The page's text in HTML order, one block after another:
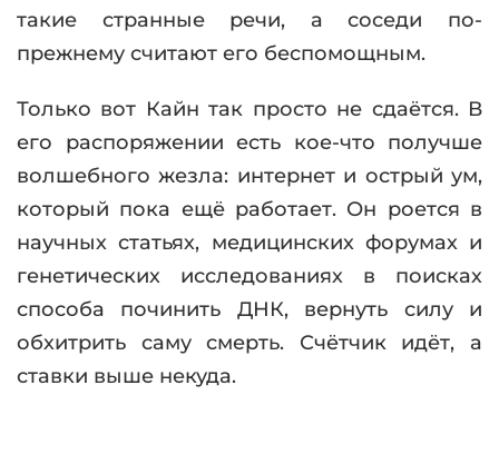
такие странные речи, а соседи по-
прежнему считают его беспомощным.
Только вот Кайн так просто не сдаётся. В
его распоряжении есть кое-что получше
волшебного жезла: интернет и острый ум,
который пока ещё работает. Он роется в
научных статьях, медицинских форумах и
генетических исследованиях в поисках
способа починить ДНК, вернуть силу и
обхитрить саму смерть. Счётчик идёт, а
ставки выше некуда.